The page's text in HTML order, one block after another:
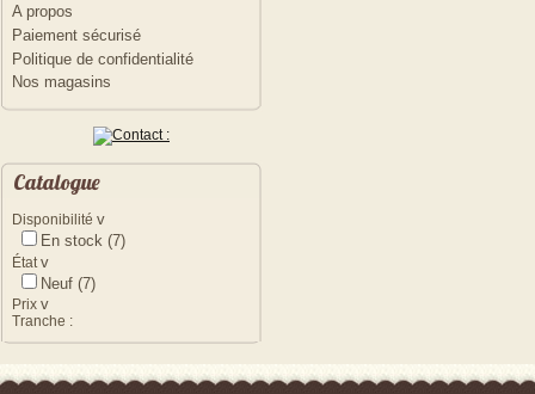
A propos
Paiement sécurisé
Politique de confidentialité
Nos magasins
Catalogue
Disponibilité v
En stock (7)
État v
Neuf (7)
Prix v
Tranche :